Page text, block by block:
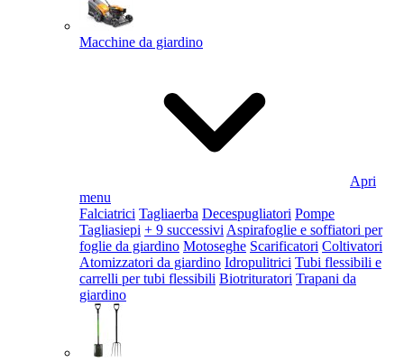
Macchine da giardino
Apri
menu
Falciatrici Tagliaerba Decespugliatori Pompe
Tagliasiepi + 9 successivi Aspirafoglie e soffiatori per
foglie da giardino Motoseghe Scarificatori Coltivatori
Atomizzatori da giardino Idropulitrici Tubi flessibili e
carrelli per tubi flessibili Biotrituratori Trapani da
giardino